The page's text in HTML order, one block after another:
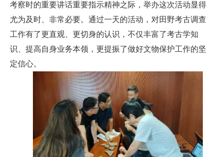
考察时的重要讲话重要指示精神之际，举办这次活动显得
尤为及时、非常必要。通过一天的活动，对田野考古调查
工作有了更直观、更切身的认识，不仅丰富了考古学知
识、提高自身业务本领，更提振了做好文物保护工作的坚
定信心。